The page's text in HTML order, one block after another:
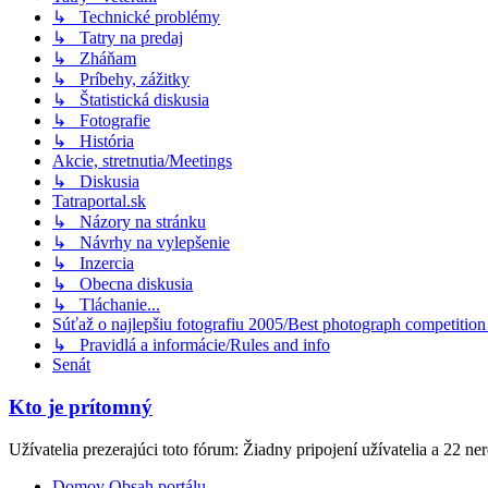
↳ Technické problémy
↳ Tatry na predaj
↳ Zháňam
↳ Príbehy, zážitky
↳ Štatistická diskusia
↳ Fotografie
↳ História
Akcie, stretnutia/Meetings
↳ Diskusia
Tatraportal.sk
↳ Názory na stránku
↳ Návrhy na vylepšenie
↳ Inzercia
↳ Obecna diskusia
↳ Tláchanie...
Súťaž o najlepšiu fotografiu 2005/Best photograph
↳ Pravidlá a informácie/Rules and info
Senát
Kto je prítomný
Užívatelia prezerajúci toto fórum: Žiadny pripojení užívatelia a 22